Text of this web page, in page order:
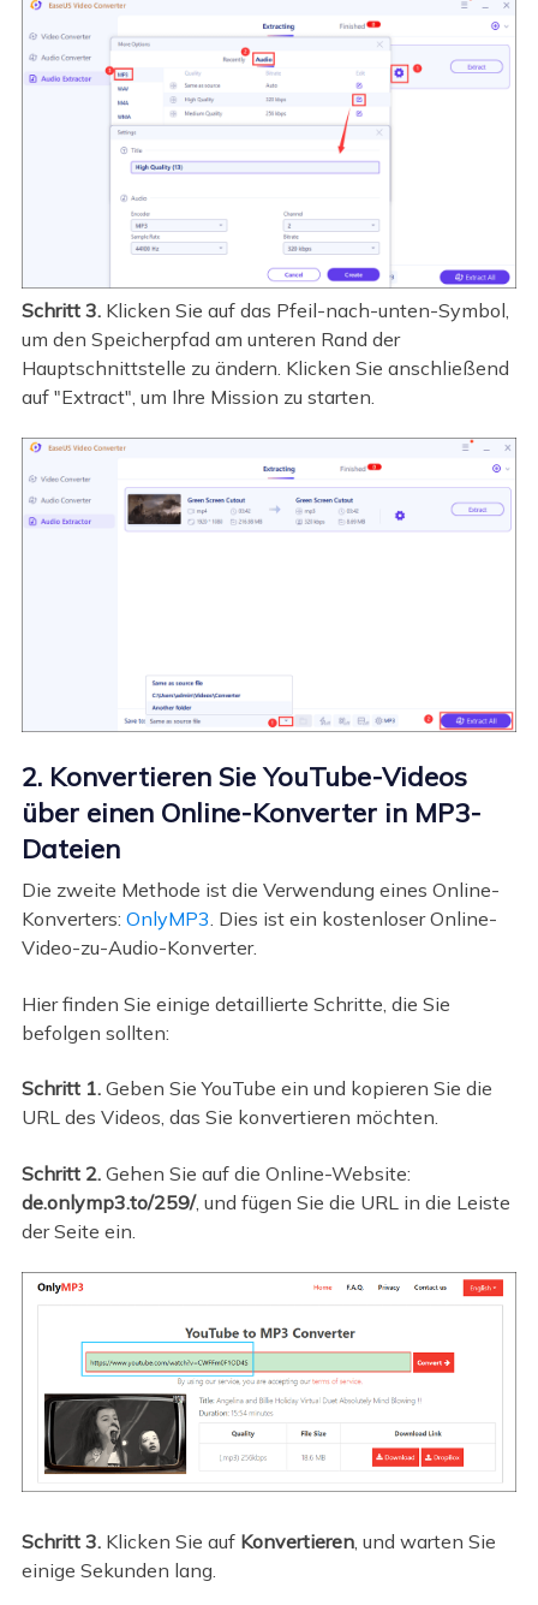
Schritt 3.Klicken Sie auf das Pfeil-nach-unten-Symbol,
um den Speicherpfad am unteren Rand der
Hauptschnittstelle zu ändern. Klicken Sie anschließend
auf "Extract", um Ihre Mission zu starten.
2. Konvertieren Sie YouTube-Videos
über einen Online-Konverter in MP3-
Dateien
Die zweite Methode ist die Verwendung eines Online-
Konverters: OnlyMP3. Dies ist ein kostenloser Online-
Video-zu-Audio-Konverter.
Hier finden Sie einige detaillierte Schritte, die Sie
befolgen sollten:
Schritt 1.Geben Sie YouTube ein und kopieren Sie die
URL des Videos, das Sie konvertieren möchten.
Schritt 2.Gehen Sie auf die Online-Website:
de.onlymp3.to/259/, und fügen Sie die URL in die Leiste
der Seite ein.
Schritt 3.Klicken Sie auf Konvertieren, und warten Sie
einige Sekunden lang.